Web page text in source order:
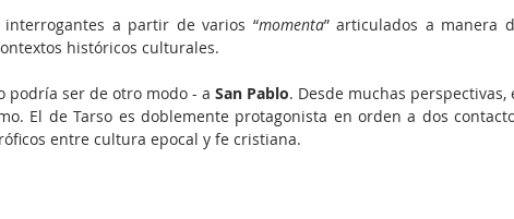
a partir de varios “momenta” articulados a manera
históricos culturales.
podría ser de otro modo - a San Pablo. Desde muchas perspectivas,
El de Tarso es doblemente protagonista en orden a dos
entre cultura epocal y fe cristiana.